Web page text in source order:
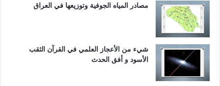
مصادر المياه الجوفية وتوزيعها في العراق
شيء من الأعجاز العلمي في القرآن الثقب
الأسود و أفق الحدث